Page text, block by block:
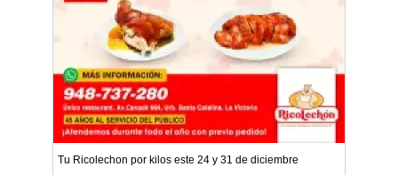
Tu Ricolechon por kilos este 24 y 31 de diciembre